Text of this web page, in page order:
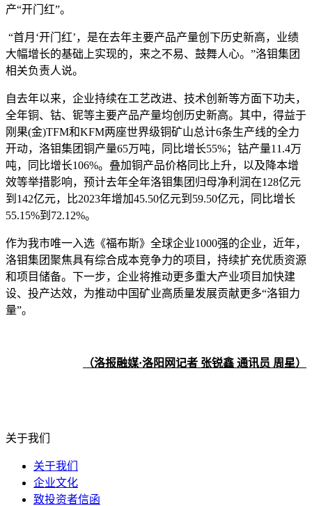
产“开门红”。
“首月‘开门红’，是在去年主要产品产量创下历史新高，业绩
大幅增长的基础上实现的，来之不易、鼓舞人心。”洛钼集团
相关负责人说。
自去年以来，企业持续在工艺改进、技术创新等方面下功夫，
全年铜、钴、铌等主要产品产量均创历史新高。其中，得益于
刚果(金)TFM和KFM两座世界级铜矿山总计6条生产线的全力
开动，洛钼集团铜产量65万吨，同比增长55%；钴产量11.4万
吨，同比增长106%。叠加铜产品价格同比上升，以及降本增
效等举措影响，预计去年全年洛钼集团归母净利润在128亿元
到142亿元，比2023年增加45.50亿元到59.50亿元，同比增长
55.15%到72.12%。
作为我市唯一入选《福布斯》全球企业1000强的企业，近年，
洛钼集团聚焦具有综合成本竞争力的项目，持续扩充优质资源
和项目储备。下一步，企业将推动更多重大产业项目加快建
设、投产达效，为推动中国矿业高质量发展贡献更多“洛钼力
量”。
（洛报融媒·洛阳网记者 张锐鑫 通讯员 周星）
关于我们
关于我们
企业文化
致投资者信函